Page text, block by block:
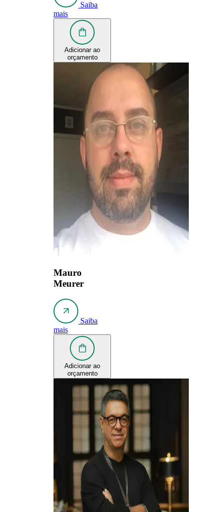
Saiba
mais
Adicionar ao
orçamento
Mauro
Meurer
Saiba
mais
Adicionar ao
orçamento